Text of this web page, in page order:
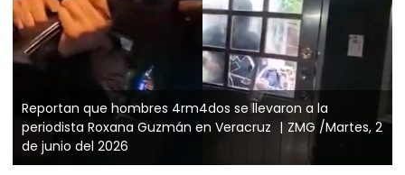
Reportan que hombres 4rm4dos se llevaron a la
periodista Roxana Guzmán en Veracruz
ZMG /Martes, 2
de junio del 2026